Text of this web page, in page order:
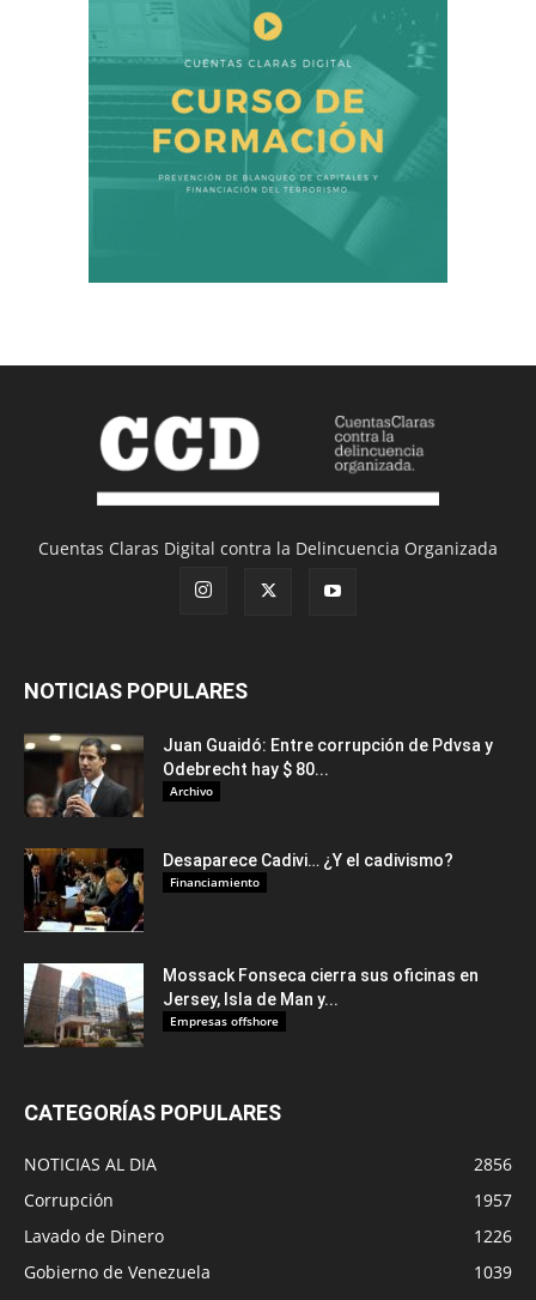
Cuentas Claras Digital contra la Delincuencia Organizada
NOTICIAS POPULARES
Juan Guaidó: Entre corrupción de Pdvsa y
Odebrecht hay $ 80...
Archivo
Desaparece Cadivi… ¿Y el cadivismo?
Financiamiento
Mossack Fonseca cierra sus oficinas en
Jersey, Isla de Man y...
Empresas offshore
CATEGORÍAS POPULARES
NOTICIAS AL DIA
2856
Corrupción
1957
Lavado de Dinero
1226
Gobierno de Venezuela
1039